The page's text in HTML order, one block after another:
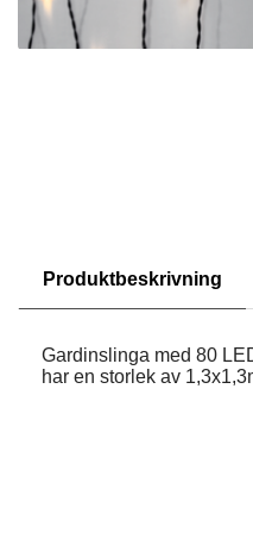
Produktbeskrivning
Gardinslinga med 80
har en storlek av